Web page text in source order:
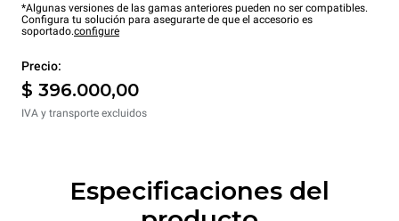
*Algunas versiones de las gamas anteriores pueden no ser compatibles.
Configura tu solución para asegurarte de que el accesorio es
soportado.configure
Precio:
$ 396.000,00
IVA y transporte excluidos
Especificaciones del